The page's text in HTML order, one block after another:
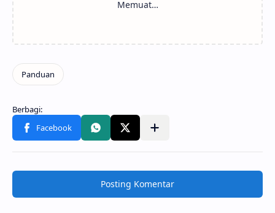
Posting Komentar